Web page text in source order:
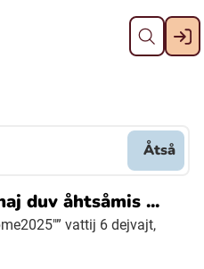
Dahpa
Åtså
duv åhtsåmis ...
vattij 6 dejvajt,